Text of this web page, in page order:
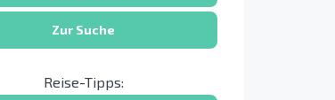
Zur Suche
Reise-Tipps: